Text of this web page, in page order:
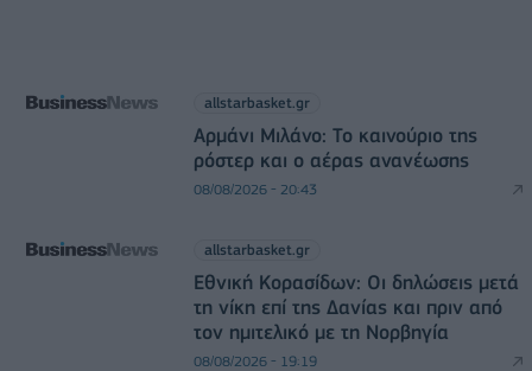
allstarbasket.gr
Αρμάνι Μιλάνο: Το καινούριο της
ρόστερ και ο αέρας ανανέωσης
08/08/2026 - 20:43
allstarbasket.gr
Εθνική Κορασίδων: Οι δηλώσεις μετά
τη νίκη επί της Δανίας και πριν από
τον ημιτελικό με τη Νορβηγία
08/08/2026 - 19:19